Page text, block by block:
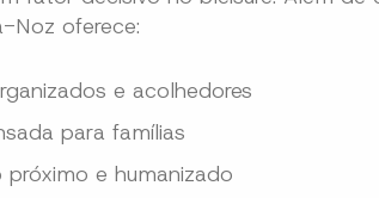
Noz oferece:
e acolhedores
para famílias
e humanizado